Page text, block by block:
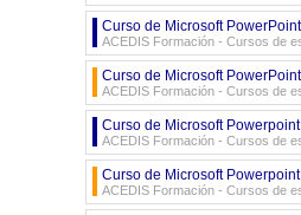
Curso de Microsoft
ACEDIS Formación - Cursos de
Curso de Microsoft
ACEDIS Formación - Cursos de
Curso de Microsoft
ACEDIS Formación - Cursos de
Curso de Microsoft
ACEDIS Formación - Cursos de